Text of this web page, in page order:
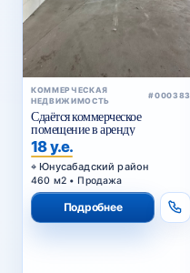
КОММЕРЧЕСКАЯ
НЕДВИЖИМОСТЬ
#000383
Сдаётся коммерческое
помещение в аренду
18 у.е.
Юнусабадский район
460 м2 • Продажа
Подробнее